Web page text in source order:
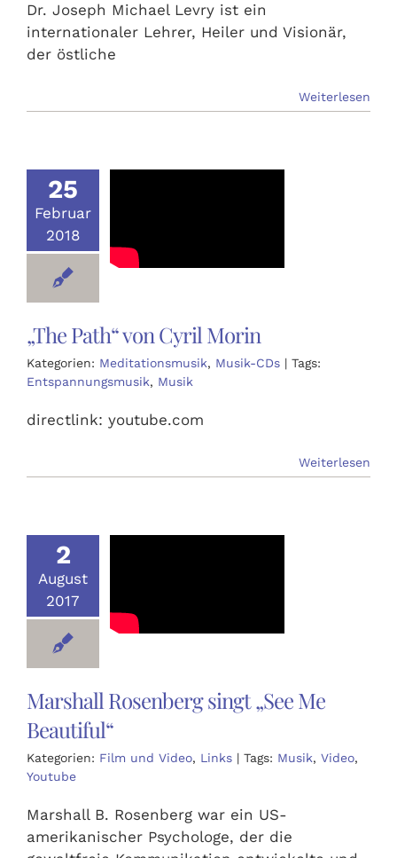
Dr. Joseph Michael Levry ist ein
internationaler Lehrer, Heiler und Visionär,
der östliche
Weiterlesen
25
Februar
2018
„The Path“ von Cyril Morin
Kategorien: Meditationsmusik, Musik-CDs | Tags:
Entspannungsmusik, Musik
directlink: youtube.com
Weiterlesen
2
August
2017
Marshall Rosenberg singt „See Me
Beautiful“
Kategorien: Film und Video, Links | Tags: Musik, Video,
Youtube
Marshall B. Rosenberg war ein US-
amerikanischer Psychologe, der die